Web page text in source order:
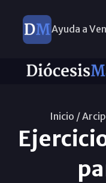
Ayuda a
Inicio /